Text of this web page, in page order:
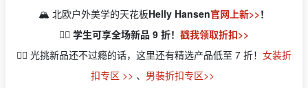
🏔️ 北欧户外美学的天花板Helly Hansen官网上新>>！
👉🏻 学生可享全场新品 9 折！ 戳我领取折扣>>
👉🏻 光挑新品还不过瘾的话，这里还有精选产品低至 7 折！ 女装折
扣专区 >> 、 男装折扣专区>>